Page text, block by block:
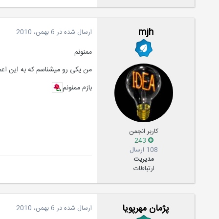
mjh
کاربر انجمن
108 ارسال
مدیریت
ارتباطات
ارسال شده در 6 بهمن، 2010
ممنونم
من یکی رو میشناسم که به این
بازم ممنونم
پژمان مهرپویا ارسال شده در 6 بهمن، 2010